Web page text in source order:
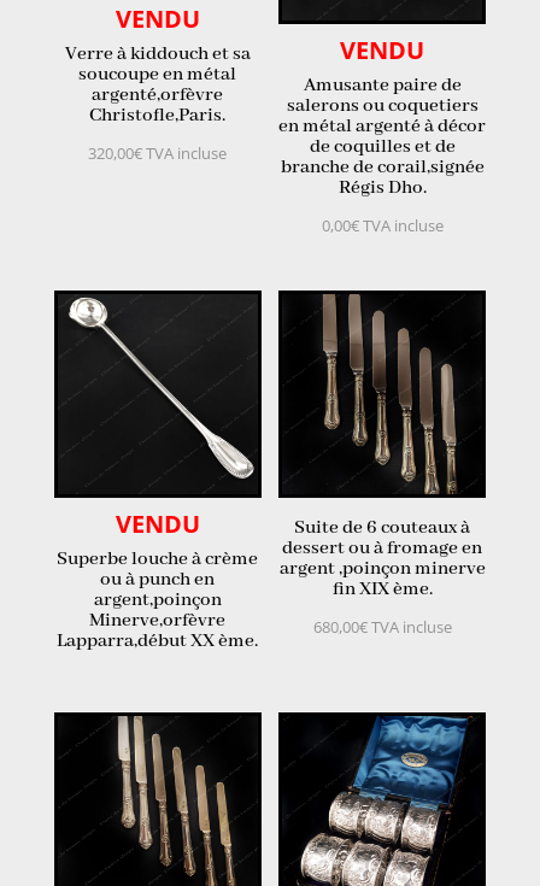
VENDU
Verre à kiddouch et sa
soucoupe en métal
argenté,orfèvre
Christofle,Paris.
320,00€TVA incluse
VENDU
Amusante paire de
salerons ou coquetiers
en métal argenté à décor
de coquilles et de
branche de corail,signée
Régis Dho.
0,00€TVA incluse
VENDU
Superbe louche à crème
ou à punch en
argent,poinçon
Minerve,orfèvre
Lapparra,début XX ème.
Suite de 6 couteaux à
dessert ou à fromage en
argent ,poinçon minerve
fin XIX ème.
680,00€TVA incluse